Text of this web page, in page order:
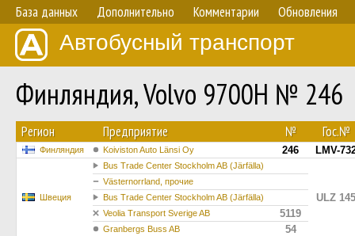
База данных Дополнительно Комментарии Обновления
Автобусный транспорт
Финляндия, Volvo 9700H № 246
Регион Предприятие № Гос.№
Финляндия Koiviston Auto Länsi Oy 246 LMV-
Швеция
Bus Trade Center Stockholm AB (Järfälla)
ULZ 145
Västernorrland, прочие
Bus Trade Center Stockholm AB (Järfälla)
Veolia Transport Sverige AB
5119
Granbergs Buss AB 54